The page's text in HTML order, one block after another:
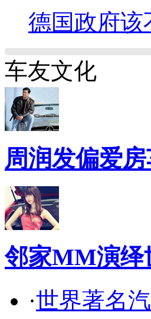
德国政府该
车友文化
周润发偏爱
邻家MM演绎
·世界著名